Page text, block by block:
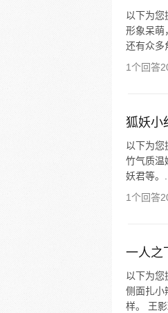
以下为
形象呆萌
还有众多
1个回答
狐妖小
以下为
竹气质温
妖君等。...
1个回答
一人之
以下为
侧面扎小
样。 王影